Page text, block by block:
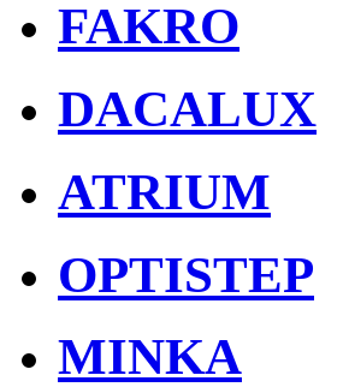
FAKRO
DACALUX
ATRIUM
OPTISTEP
MINKA